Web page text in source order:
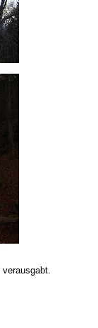
verausgabt.